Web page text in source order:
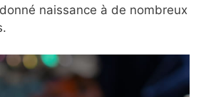
naissance à de nombreux